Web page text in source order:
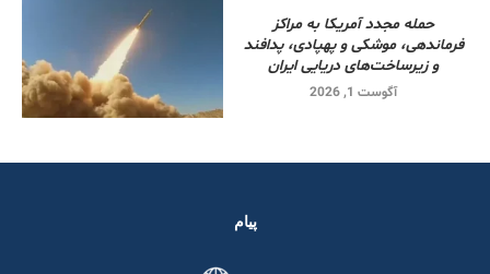
حمله مجدد آمریکا به مراکز
فرماندهی، موشکی و پهپادی، پدافند
و زیرساخت‌های دریایی ایران
آگوست 1, 2026
پیام